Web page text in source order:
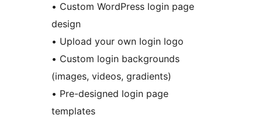
• Custom WordPress login page
design
• Upload your own login logo
• Custom login backgrounds
(images, videos, gradients)
• Pre-designed login page
templates